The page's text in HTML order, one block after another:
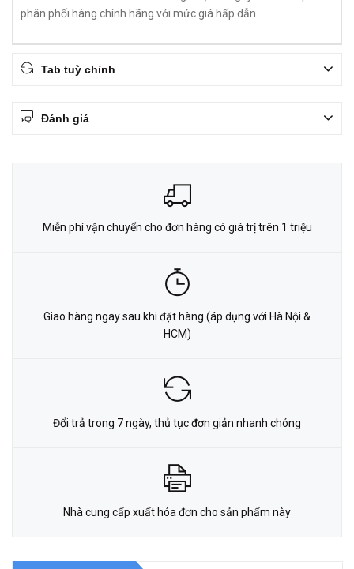
phân phối hàng chính hãng với mức giá hấp dẫn.
Tab tuỳ chỉnh
Đánh giá
Miễn phí vận chuyển cho đơn hàng có giá trị trên 1 triệu
Giao hàng ngay sau khi đặt hàng (áp dụng với Hà Nội &
HCM)
Đổi trả trong 7 ngày, thủ tục đơn giản nhanh chóng
Nhà cung cấp xuất hóa đơn cho sản phẩm này